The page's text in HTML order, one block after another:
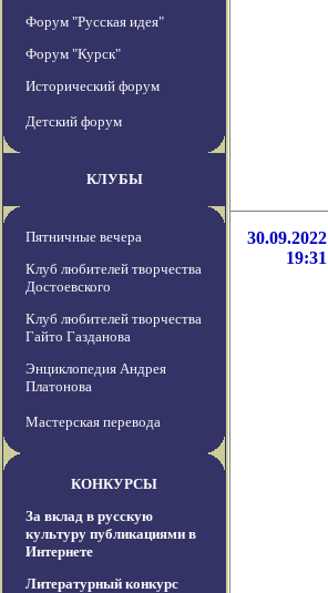
Форум "Русская идея"
Форум "Курск"
Исторический форум
Детский форум
КЛУБЫ
Пятничные вечера
Клуб любителей творчества
Достоевского
Клуб любителей творчества
Гайто Газданова
Энциклопедия Андрея
Платонова
Мастерская перевода
КОНКУРСЫ
За вклад в русскую
культуру публикациями в
Интернете
Литературный конкурс
30.09.2022
19:31